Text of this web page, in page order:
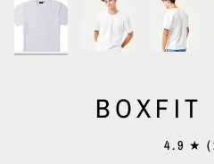
BOXFIT
4.9